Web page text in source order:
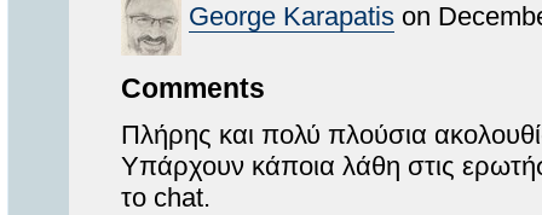
George Karapatis on
Comments
Πλήρης και πολύ πλούσια
Υπάρχουν κάποια λάθη στις
το chat.